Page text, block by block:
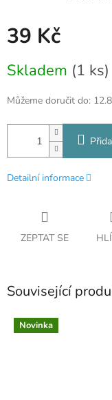
39 Kč
cena:
Skladem (1 ks)
Můžeme doručit do:
Detailní informace
ZEPTAT SE
Související
Novinka